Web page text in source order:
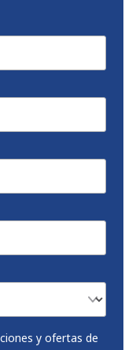
y ofertas de